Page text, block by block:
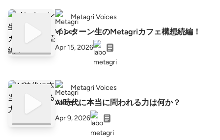
Metagri Voices
インターン生のMetagriカフェ構想続編！
Apr 15, 2026
Metagri Voices
AI時代に本当に問われる力は何か？
Apr 9, 2026